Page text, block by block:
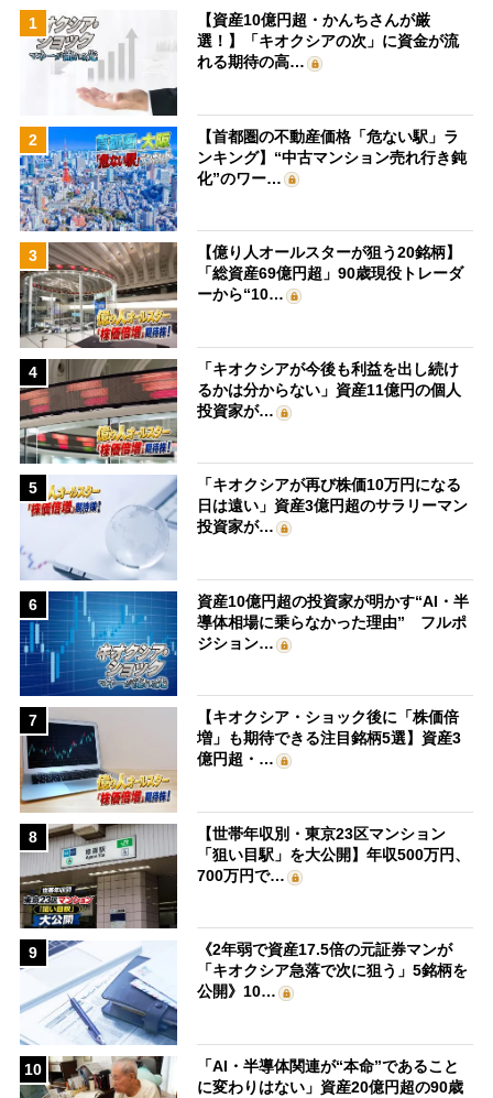
1
【資産10億円超・かんちさんが厳
選！】「キオクシアの次」に資金が流
れる期待の高…
2
【首都圏の不動産価格「危ない駅」ラ
ンキング】“中古マンション売れ行き鈍
化”のワー…
3
【億り人オールスターが狙う20銘柄】
「総資産69億円超」90歳現役トレーダ
ーから“10…
4
「キオクシアが今後も利益を出し続け
るかは分からない」資産11億円の個人
投資家が…
5
「キオクシアが再び株価10万円になる
日は遠い」資産3億円超のサラリーマン
投資家が…
6
資産10億円超の投資家が明かす“AI・半
導体相場に乗らなかった理由” フルポ
ジション…
7
【キオクシア・ショック後に「株価倍
増」も期待できる注目銘柄5選】資産3
億円超・…
8
【世帯年収別・東京23区マンション
「狙い目駅」を大公開】年収500万円、
700万円で…
9
《2年弱で資産17.5倍の元証券マンが
「キオクシア急落で次に狙う」5銘柄を
公開》10…
10
「AI・半導体関連が“本命”であること
に変わりはない」資産20億円超の90歳